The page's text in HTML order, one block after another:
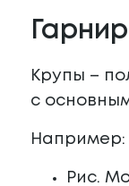
Крупы –
с
Например:
Рис.